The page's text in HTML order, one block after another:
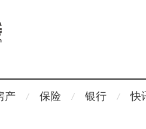
产 保险 银行 快